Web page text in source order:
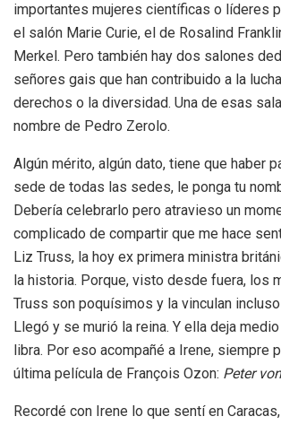
importantes mujeres científicas o líderes
el salón Marie Curie, el de Rosalind
Merkel. Pero también hay dos salones
señores gais que han contribuido a la
derechos o la diversidad. Una de esas
nombre de Pedro Zerolo.
Algún mérito, algún dato, tiene que haber
sede de todas las sedes, le ponga tu
Debería celebrarlo pero atravieso un
complicado de compartir que me hace
Liz Truss, la hoy ex primera ministra
la historia. Porque, visto desde fuera, los
Truss son poquísimos y la vinculan
Llegó y se murió la reina. Y ella deja
libra. Por eso acompañé a Irene, siempre
última película de François Ozon: Peter
Recordé con Irene lo que sentí en